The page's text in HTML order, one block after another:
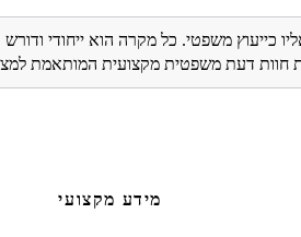
כייעוץ משפטי. כל מקרה הוא ייחודי
חוות דעת משפטית מקצועית המותאמת
מידע מקצועי